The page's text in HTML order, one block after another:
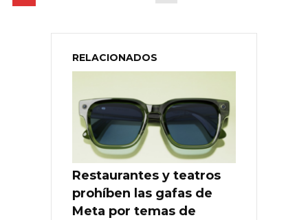
RELACIONADOS
Restaurantes y teatros
prohíben las gafas de
Meta por temas de